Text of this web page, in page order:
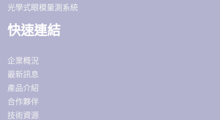
光學式眼模量測系統
快速連結
企業概況
最新訊息
產品介紹
合作夥伴
技術資源